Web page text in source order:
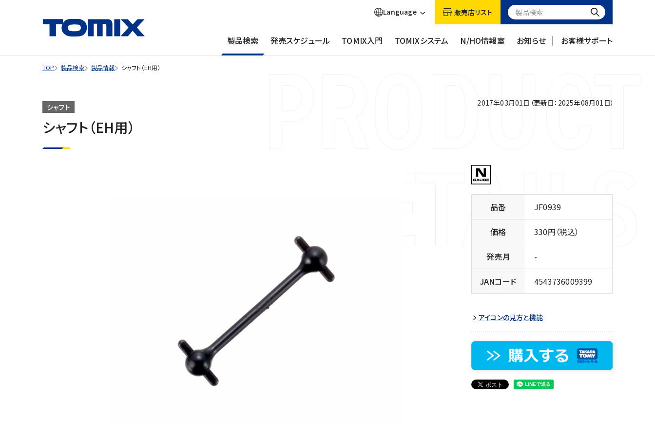
製品検索 発売スケジュール TOMIX入門 TOMIXシステム N/HO情報室 お知らせ お客様サポート
Language 販売店リスト
TOP 製品検索 製品情報 シャフト（EH用）
シャフト
シャフト（EH用）
2017年03月01日（更新日：2025年08月01日）
品番 JF0939
価格 330円（税込）
発売月 -
JANコード 4543736009399
アイコンの見方と機能